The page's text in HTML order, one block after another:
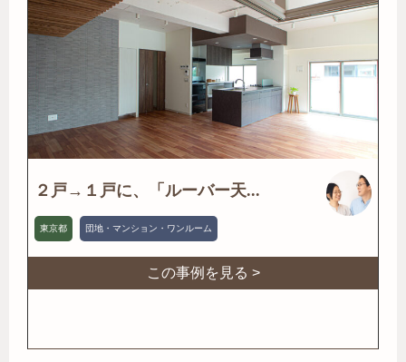
２戸→１戸に、「ルーバー天...
東京都 団地・マンション・ワンルーム
この事例を見る >